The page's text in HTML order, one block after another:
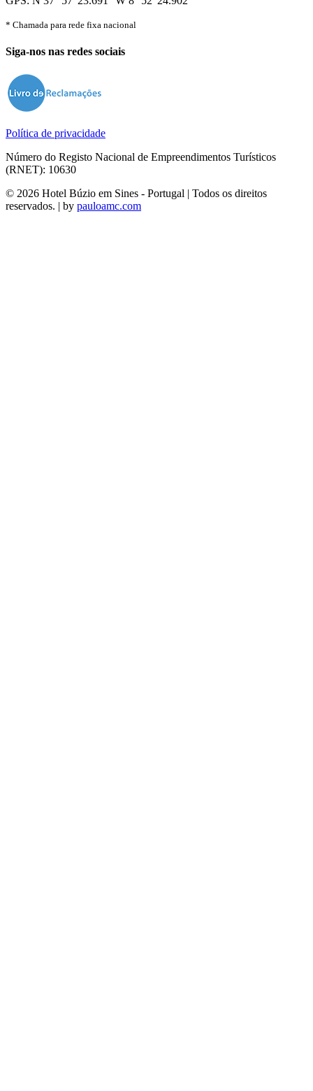
* Chamada para rede fixa nacional
Siga-nos nas redes sociais
Política de privacidade
Número do Registo Nacional de Empreendimentos Turísticos
(RNET): 10630
© 2026 Hotel Búzio em Sines - Portugal | Todos os direitos
reservados. | by pauloamc.com